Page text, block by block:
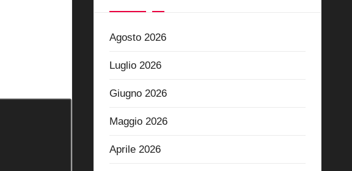
Agosto 2026
Luglio 2026
Giugno 2026
Maggio 2026
Aprile 2026